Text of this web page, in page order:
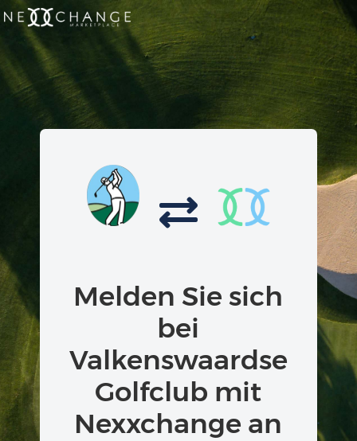
Melden Sie sich
bei
Valkenswaardse
Golfclub mit
Nexxchange an